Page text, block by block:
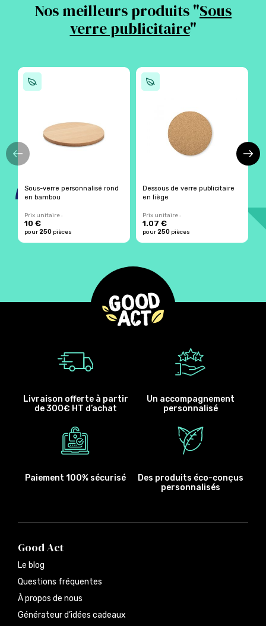
Nos meilleurs produits "Sous
verre publicitaire"
Sous-verre personnalisé rond
en bambou
Prix unitaire :
10 €
pour250 pièces
Dessous de verre publicitaire
en liège
Prix unitaire :
1.07 €
pour250 pièces
Livraison offerte à partir
de 300€ HT d’achat
Un accompagnement
personnalisé
Paiement 100% sécurisé
Des produits éco-conçus
personnalisés
Good Act
Le blog
Questions fréquentes
À propos de nous
Générateur d’idées cadeaux